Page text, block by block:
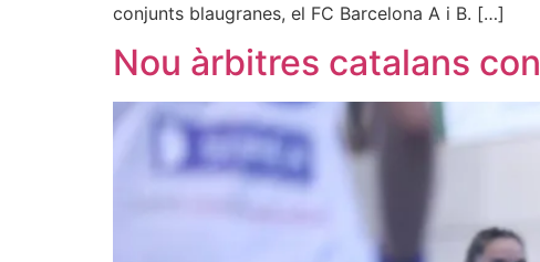
conjunts blaugranes, el FC Barcelona A i B. […]
Nou àrbitres catalans